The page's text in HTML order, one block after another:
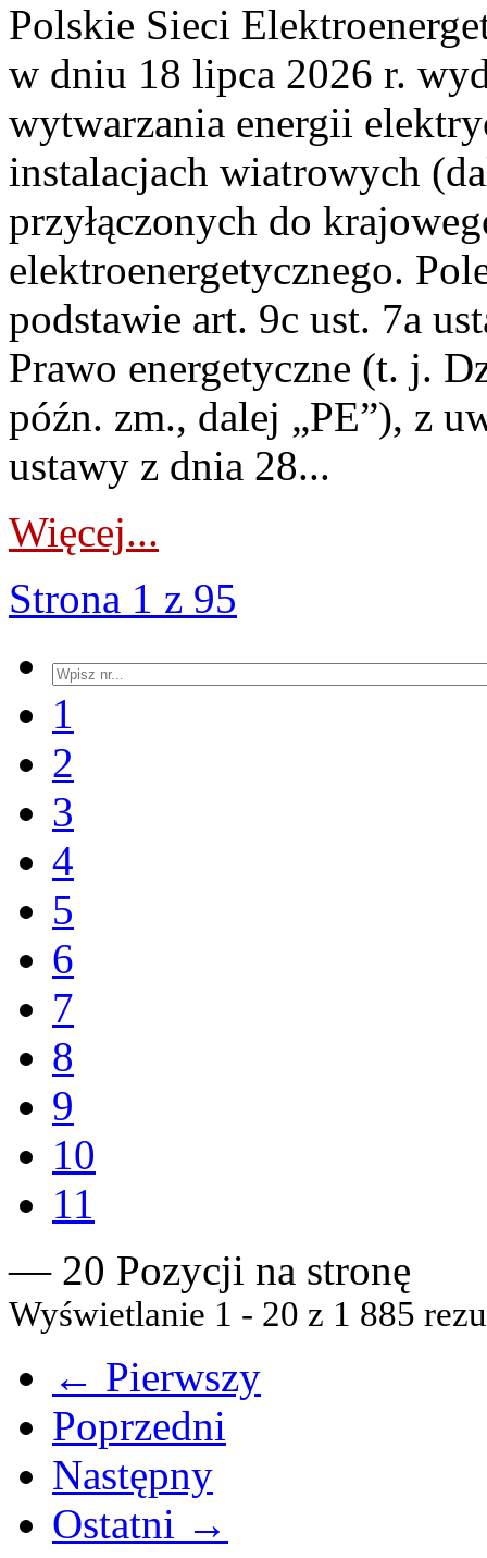
Polskie Sieci
w dniu 18 lipca 2026 r.
wytwarzania energii
instalacjach wiatrowych
przyłączonych do
elektroenergetycznego.
podstawie art. 9c ust. 7a
Prawo energetyczne (t. j.
późn. zm., dalej „PE”), z
ustawy z dnia 28...
Więcej...
Strona 1 z 95
1
2
3
4
5
6
7
8
9
10
11
— 20 Pozycji na stronę
Wyświetlanie 1 - 20 z 1 885
← Pierwszy
Poprzedni
Następny
Ostatni →